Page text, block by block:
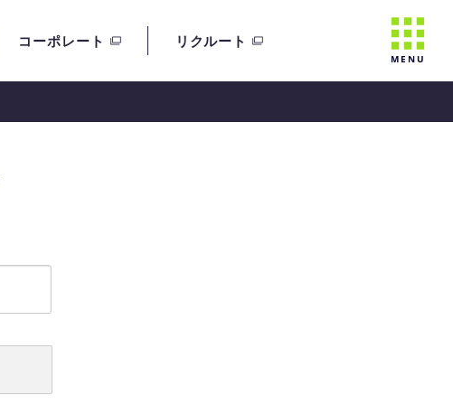
コーポレート リクルート
MENU